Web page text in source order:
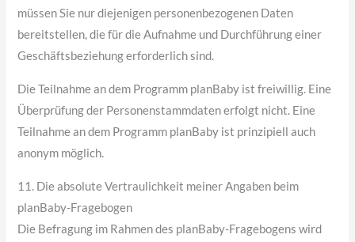
müssen Sie nur diejenigen personenbezogenen Daten
bereitstellen, die für die Aufnahme und Durchführung einer
Geschäftsbeziehung erforderlich sind.
Die Teilnahme an dem Programm planBaby ist freiwillig. Eine
Überprüfung der Personenstammdaten erfolgt nicht. Eine
Teilnahme an dem Programm planBaby ist prinzipiell auch
anonym möglich.
11. Die absolute Vertraulichkeit meiner Angaben beim
planBaby-Fragebogen
Die Befragung im Rahmen des planBaby-Fragebogens wird